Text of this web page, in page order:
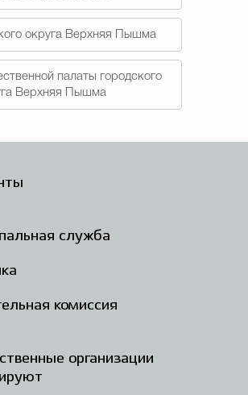
округа Верхняя Пышма
палаты городского
Верхняя Пышма
служба
комиссия
организации